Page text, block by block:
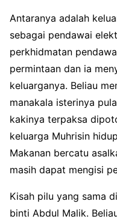
Antaranya adalah
sebagai pendawai
perkhidmatan
permintaan dan ia
keluarganya. Beliau
manakala isterinya
kakinya terpaksa
keluarga Muhrisin
Makanan bercatu
masih dapat mengisi
Kisah pilu yang sama
binti Abdul Malik.